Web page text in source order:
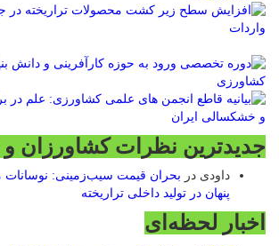
جدیدترین نظرات کشاورزان و
داودی در بحران قیمت سیب‌زمینی: نوسانات
پنهان در تولید داخلی تراریخته
اخبار لحظه‌ای